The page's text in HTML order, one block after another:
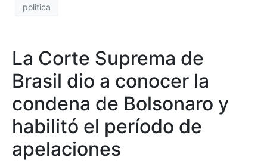
politica
La Corte Suprema de
Brasil dio a conocer la
condena de Bolsonaro y
habilitó el período de
apelaciones